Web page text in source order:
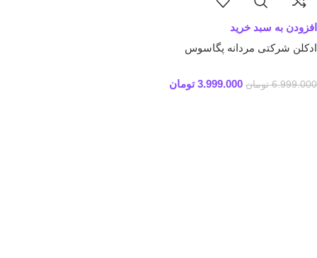
افزودن به سبد خرید
ادکلن شرکتی مردانه پگاسوس
6.999.000 تومان 3.999.000 تومان